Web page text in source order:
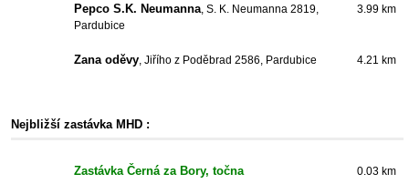
Pepco S.K. Neumanna, S. K. Neumanna 2819,
Pardubice
3.99 km
Zana oděvy, Jiřího z Poděbrad 2586, Pardubice 4.21 km
Nejbližší zastávka MHD :
Zastávka Černá za Bory, točna 0.03 km